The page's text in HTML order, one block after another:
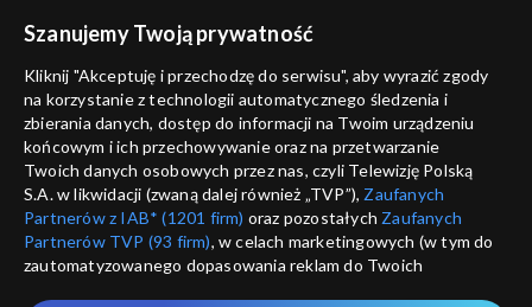
ANULUJ
informacje o dostawcy usług
Szanujemy Twoją prywatność
Kliknij "Akceptuję i przechodzę do serwisu", aby wyrazić zgody
na korzystanie z technologii automatycznego śledzenia i
zbierania danych, dostęp do informacji na Twoim urządzeniu
końcowym i ich przechowywanie oraz na przetwarzanie
Twoich danych osobowych przez nas, czyli Telewizję Polską
S.A. w likwidacji (zwaną dalej również „TVP”), Zaufanych
Partnerów z IAB* (1201 firm) oraz pozostałych Zaufanych
Partnerów TVP (93 firm), w celach marketingowych (w tym do
zautomatyzowanego dopasowania reklam do Twoich